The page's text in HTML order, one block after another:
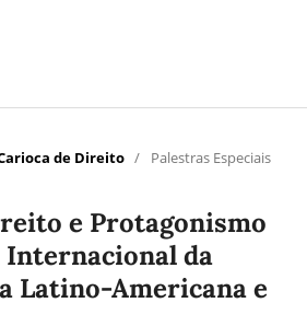
de Direito / Palestras Especiais
e Protagonismo
da
Latino-Americana e